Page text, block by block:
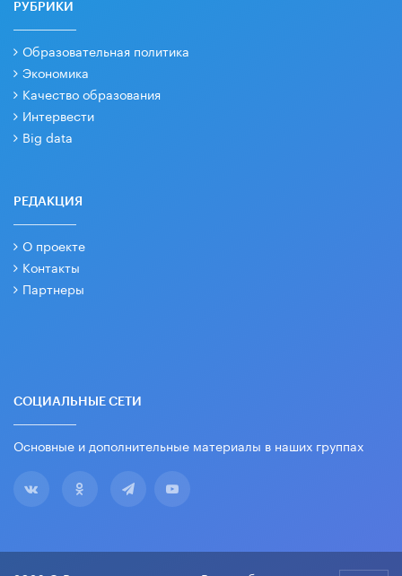
РУБРИКИ
Образовательная политика
Экономика
Качество образования
Интервести
Big data
РЕДАКЦИЯ
О проекте
Контакты
Партнеры
СОЦИАЛЬНЫЕ СЕТИ
Основные и дополнительные материалы в наших группах